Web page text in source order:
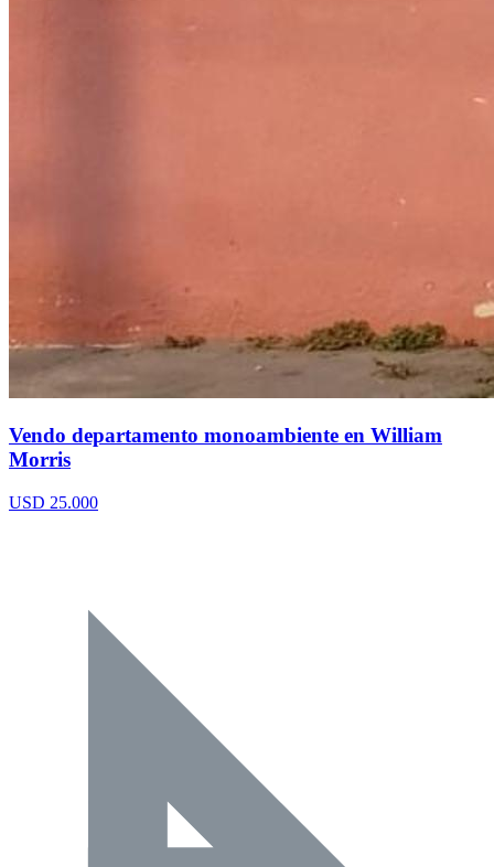
Vendo departamento monoambiente en William
Morris
USD 25.000